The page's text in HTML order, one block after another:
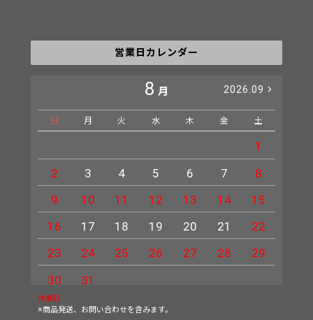
営業日カレンダー
8 月 2026.09
日 月 火 水 木 金 土
1
2
3 4 5 6 7
8
9
10 11 12 13 14
15
16
17 18 19 20 21
22
23
24 25 26 27 28
29
30
31
休業日
※商品発送、お問い合わせを含みます。